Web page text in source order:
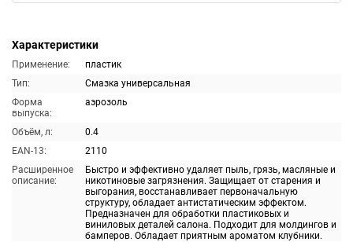
Характеристики
Применение:
пластик
Тип:
Смазка универсальная
Форма
выпуска:
аэрозоль
Объём, л:
0.4
EAN-13:
2110
Расширенное
описание:
Быстро и эффективно удаляет пыль, грязь, масляные и
никотиновые загрязнения. Защищает от старения и
выгорания, восстанавливает первоначальную
структуру, обладает антистатическим эффектом.
Предназначен для обработки пластиковых и
виниловых деталей салона. Подходит для молдингов и
бамперов. Обладает приятным ароматом клубники.